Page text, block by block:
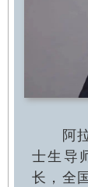
阿
士生导
长，全